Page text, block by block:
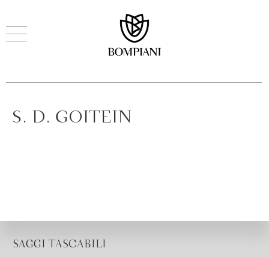
S. D. GOITEIN
SAGGI TASCABILI